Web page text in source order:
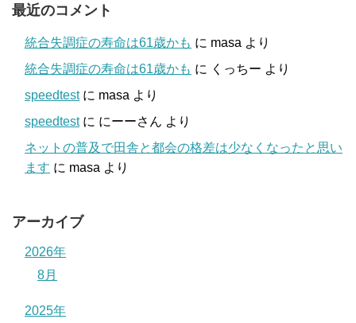
最近のコメント
統合失調症の寿命は61歳かも に masa より
統合失調症の寿命は61歳かも に くっちー より
speedtestに masa より
speedtestに にーーさん より
ネットの普及で田舎と都会の格差は少なくなったと思い
ます に masa より
アーカイブ
2026年
8月
2025年